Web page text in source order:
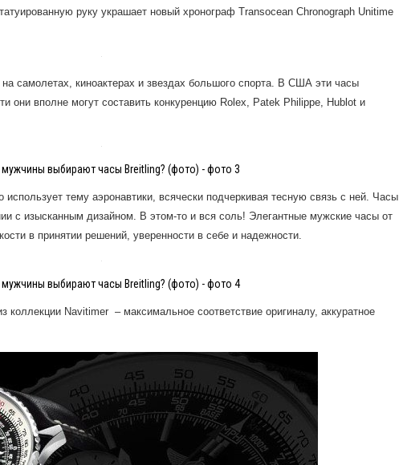
руку украшает новый хронограф Transocean Chronograph Unitime
самолетах, киноактерах и звездах большого спорта. В США эти часы
они вполне могут составить конкуренцию Rolex, Patek Philippe, Hublot и
выбирают часы Breitling? (фото) - фото 3
использует тему аэронавтики, всячески подчеркивая тесную связь с ней. Часы
с изысканным дизайном. В этом-то и вся соль! Элегантные мужские часы от
в принятии решений, уверенности в себе и надежности.
выбирают часы Breitling? (фото) - фото 4
коллекции Navitimer – максимальное соответствие оригиналу, аккуратное